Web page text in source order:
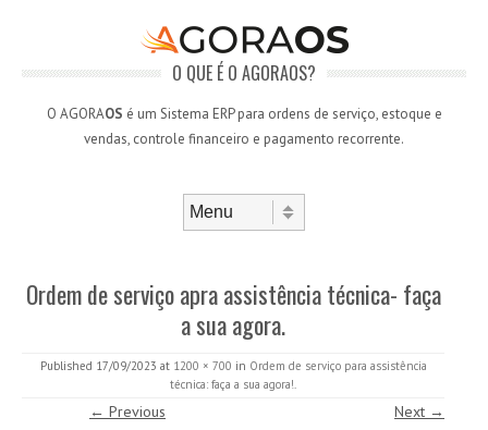
O QUE É O AGORAOS?
O AGORAOS é um Sistema ERP para ordens de serviço, estoque e
vendas, controle financeiro e pagamento recorrente.
Ordem de serviço apra assistência técnica- faça
a sua agora.
Published 17/09/2023 at 1200 × 700 in Ordem de serviço para assistência
técnica: faça a sua agora!.
← Previous Next →